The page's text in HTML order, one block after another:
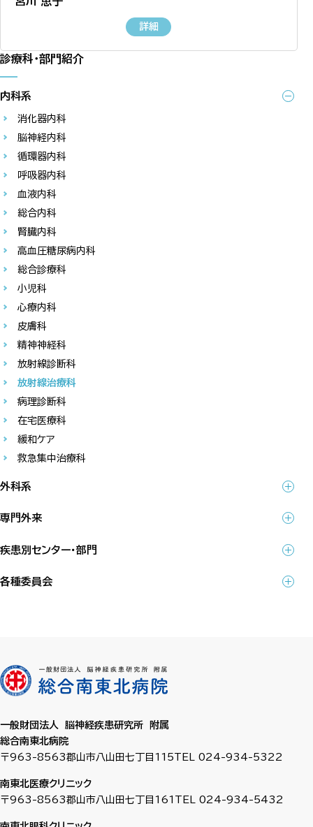
詳細
診療科・部門紹介
内科系
消化器内科
脳神経内科
循環器内科
呼吸器内科
血液内科
総合内科
腎臓内科
高血圧糖尿病内科
総合診療科
小児科
心療内科
皮膚科
精神神経科
放射線診断科
放射線治療科
病理診断科
在宅医療科
緩和ケア
救急集中治療科
外科系
専門外来
疾患別センター・部門
各種委員会
一般財団法人 脳神経疾患研究所 附属
総合南東北病院
〒963-8563郡山市八山田七丁目115 TEL 024-934-5322
南東北医療クリニック
〒963-8563郡山市八山田七丁目161 TEL 024-934-5432